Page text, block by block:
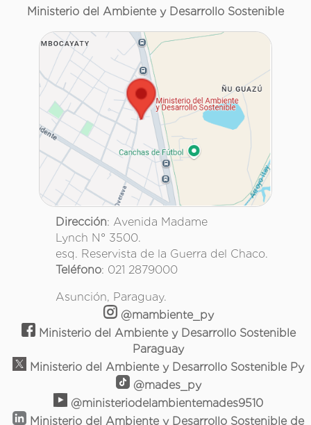
Ministerio del Ambiente y Desarrollo Sostenible
Dirección: Avenida Madame
Lynch N° 3500.
esq. Reservista de la Guerra del Chaco.
Teléfono: 021 2879000
Asunción, Paraguay.
@mambiente_py
Ministerio del Ambiente y Desarrollo Sostenible
Paraguay
Ministerio del Ambiente y Desarrollo Sostenible Py
@mades_py
@ministeriodelambientemades9510
Ministerio del Ambiente y Desarrollo Sostenible de